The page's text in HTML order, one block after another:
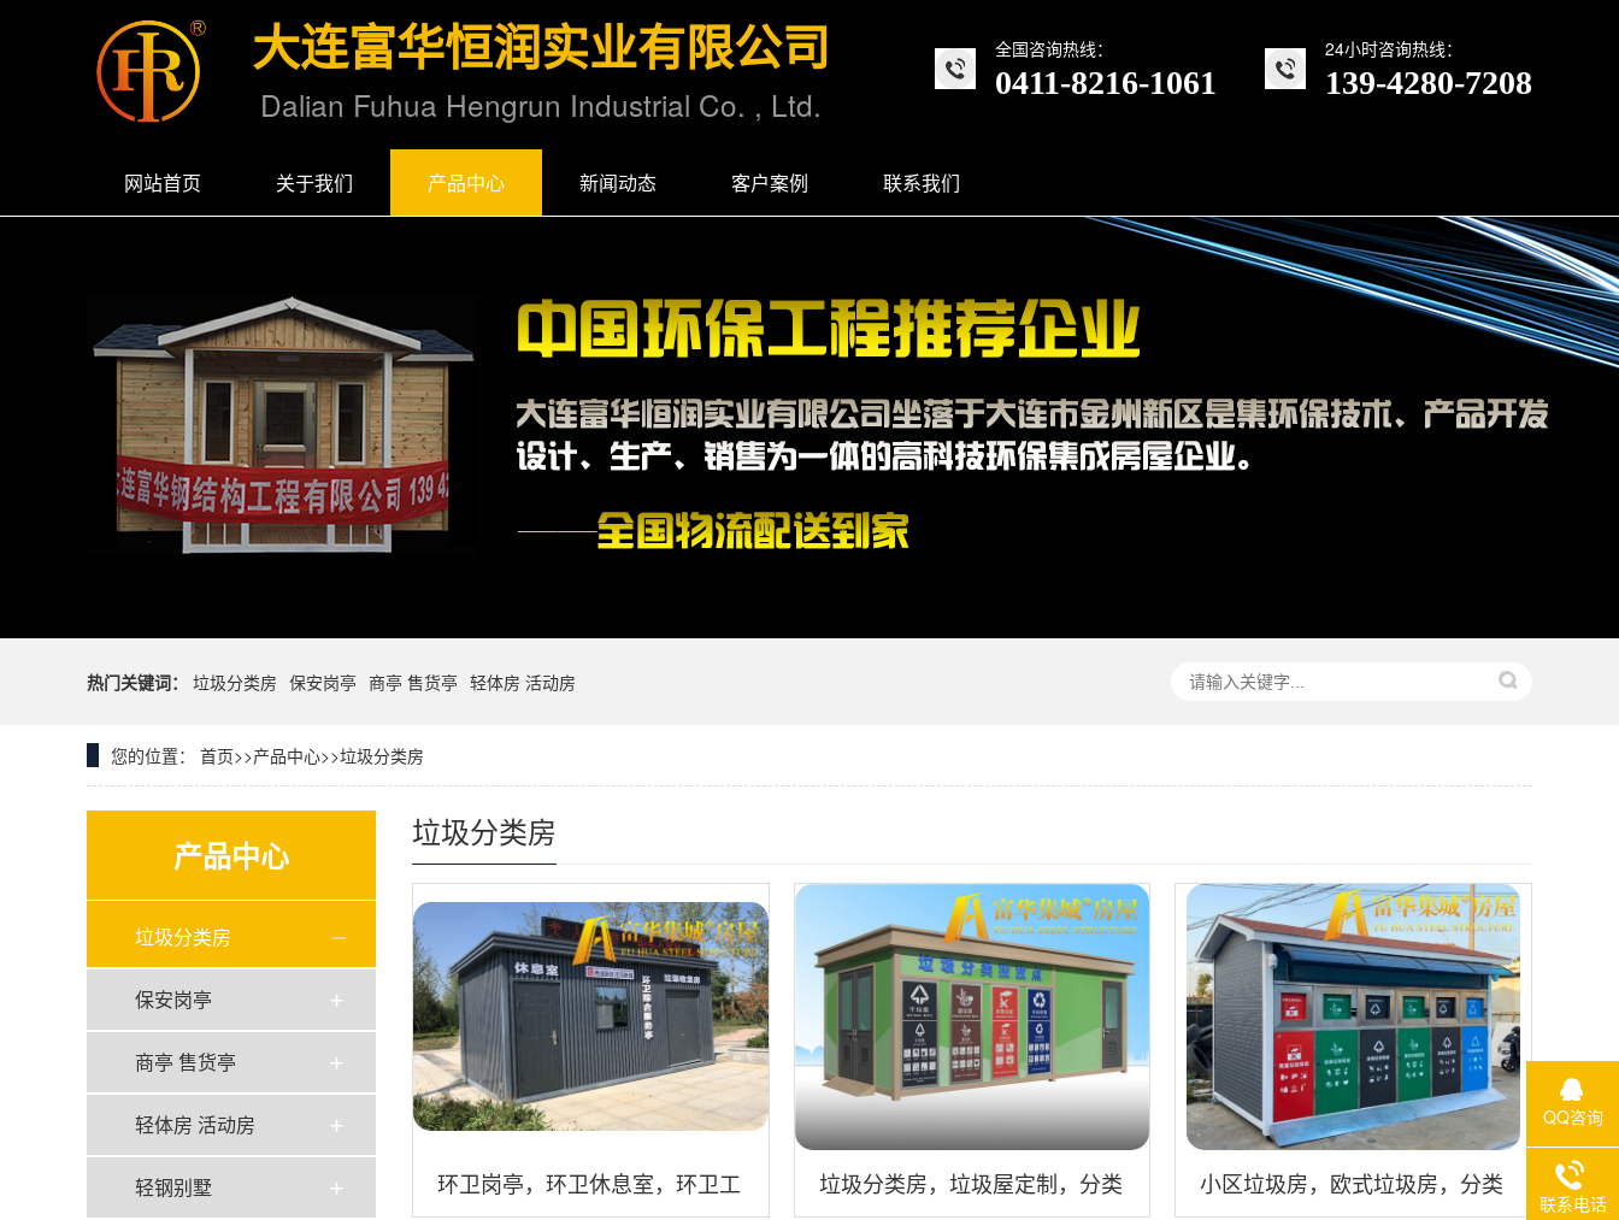
大连富华恒润实业有限公司
Dalian Fuhua Hengrun Industrial Co. , Ltd.
24小时咨询热线：
139-4280-7208
全国咨询热线：
0411-8216-1061
网站首页 关于我们 产品中心 新闻动态 客户案例 联系我们
热门关键词： 垃圾分类房 保安岗亭 商亭 售货亭 轻体房 活动房
您的位置： 首页>>产品中心>>垃圾分类房
产品中心
垃圾分类房
保安岗亭
商亭 售货亭
轻体房 活动房
轻钢别墅
垃圾分类房
环卫岗亭，环卫休息室，环卫工
垃圾分类房，垃圾屋定制，分类
小区垃圾房，欧式垃圾房，分类
QQ咨询
联系电话